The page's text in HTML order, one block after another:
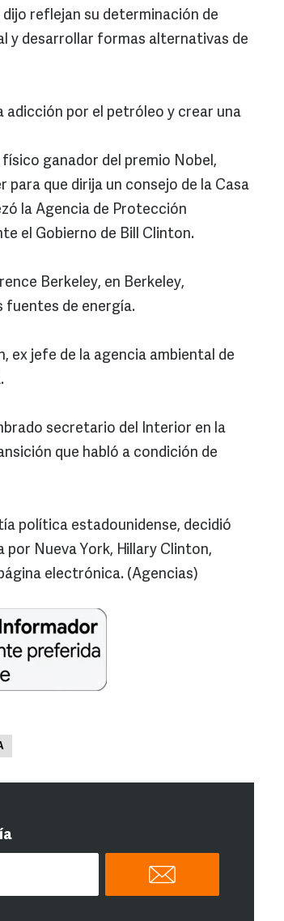
reflejan su determinación de
y desarrollar formas alternativas de
adicción por el petróleo y crear una
ganador del premio Nobel,
que dirija un consejo de la Casa
la Agencia de Protección
el Gobierno de Bill Clinton.
Berkeley, en Berkeley,
fuentes de energía.
ex jefe de la agencia ambiental de
secretario del Interior en la
que habló a condición de
política estadounidense, decidió
por Nueva York, Hillary Clinton,
electrónica. (Agencias)